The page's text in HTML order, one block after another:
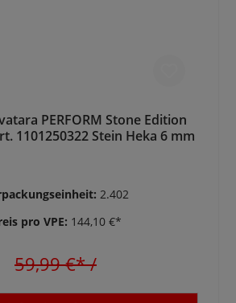
PERFORM Stone Edition
1101250322 Stein Heka 6 mm
2.402
pro VPE: 144,10 €*
59,99 €*/